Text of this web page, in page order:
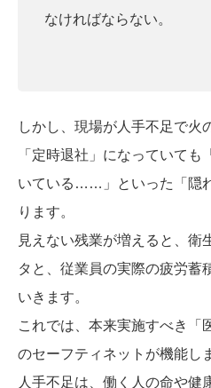
なければならない。
しかし、現場が人手不足で火
「定時退社」になっていて
いている……」といった「隠
ります。
見えない残業が増えると、衛
タと、従業員の実際の疲労蓄
いきます。
これでは、本来実施すべき「
のセーフティネットが機能し
人手不足は、働く人の命や健